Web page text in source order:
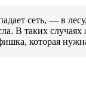
сеть, — в
В таких
которая